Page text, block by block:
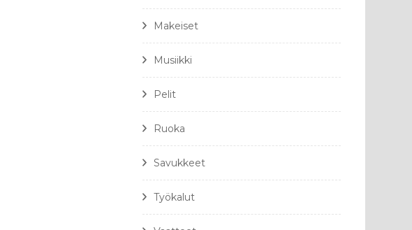
Makeiset
Musiikki
Pelit
Ruoka
Savukkeet
Työkalut